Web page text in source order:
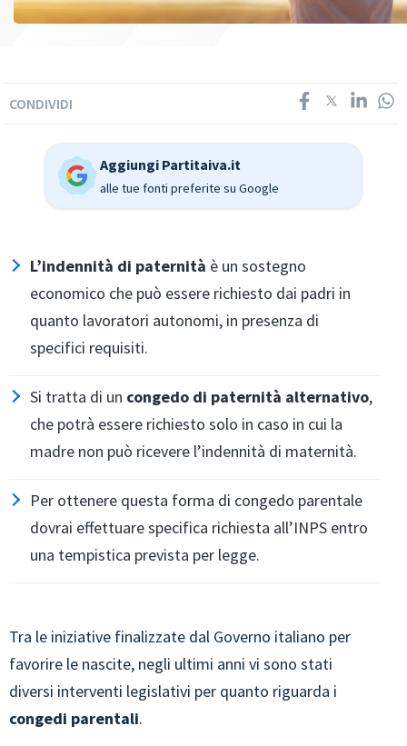
CONDIVIDI
Aggiungi Partitaiva.it
alle tue fonti preferite su Google
L’indennità di paternità è un sostegno
economico che può essere richiesto dai padri in
quanto lavoratori autonomi, in presenza di
specifici requisiti.
Si tratta di un congedo di paternità alternativo,
che potrà essere richiesto solo in caso in cui la
madre non può ricevere l’indennità di maternità.
Per ottenere questa forma di congedo parentale
dovrai effettuare specifica richiesta all’INPS entro
una tempistica prevista per legge.
Tra le iniziative finalizzate dal Governo italiano per
favorire le nascite, negli ultimi anni vi sono stati
diversi interventi legislativi per quanto riguarda i
congedi parentali.